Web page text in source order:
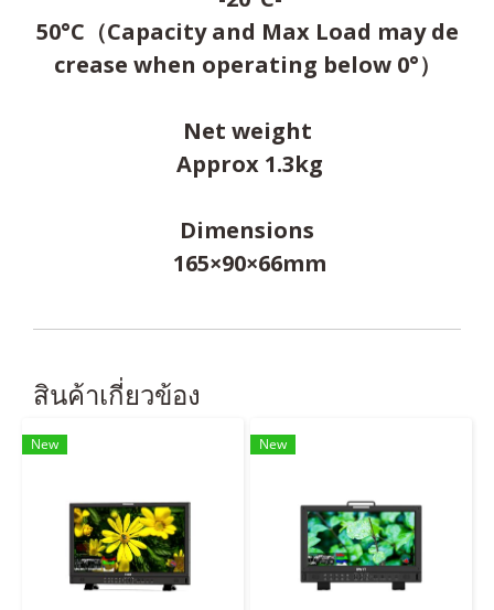
50°C（Capacity and Max Load may de
crease when operating below 0°）
Net weight
Approx 1.3kg
Dimensions
165×90×66mm
สินค้าเกี่ยวข้อง
New New